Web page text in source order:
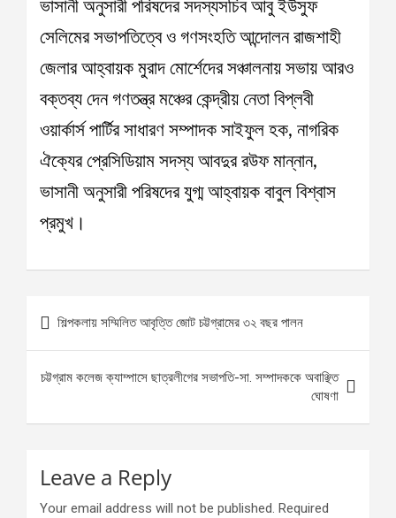
ভাসানী অনুসারী পরিষদের সদস্যসচিব আবু ইউসুফ
সেলিমের সভাপতিত্বে ও গণসংহতি আন্দোলন রাজশাহী
জেলার আহ্বায়ক মুরাদ মোর্শেদের সঞ্চালনায় সভায় আরও
বক্তব্য দেন গণতন্ত্র মঞ্চের কেন্দ্রীয় নেতা বিপ্লবী
ওয়ার্কার্স পার্টির সাধারণ সম্পাদক সাইফুল হক, নাগরিক
ঐক্যের প্রেসিডিয়াম সদস্য আবদুর রউফ মান্নান,
ভাসানী অনুসারী পরিষদের যুগ্ম আহ্বায়ক বাবুল বিশ্বাস
প্রমুখ।
Post
navigation
শিল্পকলায় সম্মিলিত আবৃত্তি জোট চট্টগ্রামের ৩২ বছর পালন
চট্টগ্রাম কলেজ ক্যাম্পাসে ছাত্রলীগের সভাপতি-সা. সম্পাদককে অবাঞ্ছিত
ঘোষণা
Leave a Reply
Your email address will not be published. Required